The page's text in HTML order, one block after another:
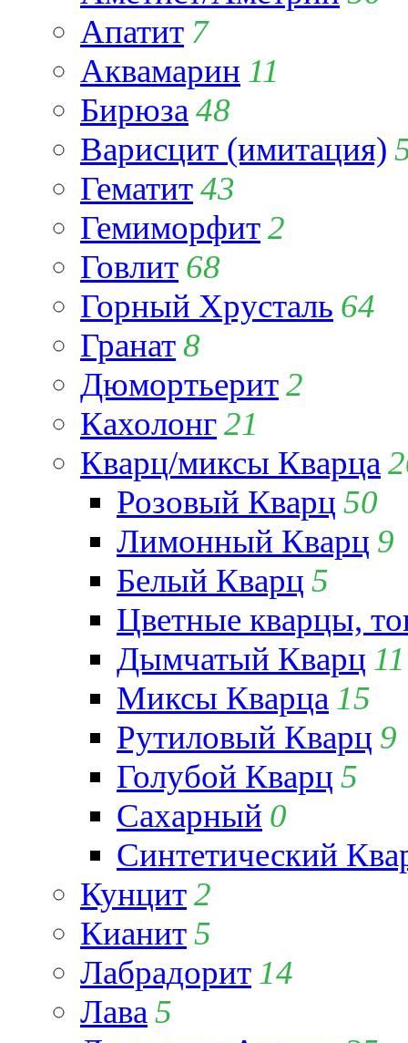
Апатит 7
Аквамарин 11
Бирюза 48
Варисцит (имитация)
Гематит43
Гемиморфит2
Говлит 68
Горный Хрусталь 64
Гранат8
Дюмортьерит2
Кахолонг21
Кварц/миксы Кварца
Розовый Кварц 50
Лимонный Кварц 9
Белый Кварц 5
Цветные кварцы,
Дымчатый Кварц 11
Миксы Кварца 15
Рутиловый Кварц 9
Голубой Кварц 5
Сахарный 0
Синтетический
Кунцит2
Кианит5
Лабрадорит 14
Лава 5